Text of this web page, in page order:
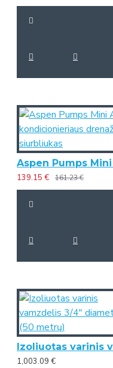
139.15 € 161.23 €
1,003.09 €